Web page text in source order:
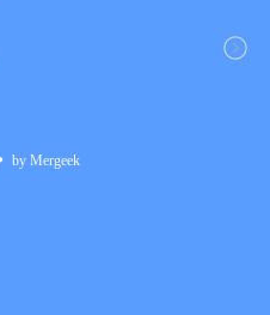
by Mergeek